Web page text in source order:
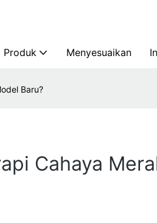
Produk Menyesuaikan
Baru?
Cahaya